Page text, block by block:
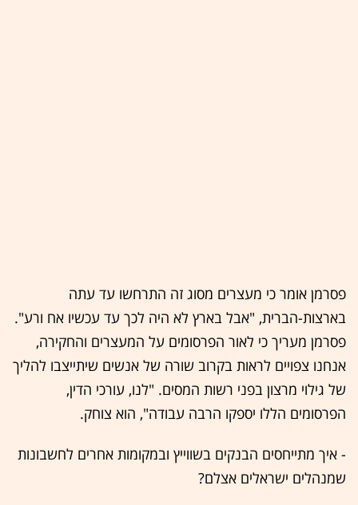
פסרמן אומר כי מעצרים מסוג זה התרחשו עד עתה
בארצות-הברית, "אבל בארץ לא היה לכך עד עכשיו אח ורע".
פסרמן מעריך כי לאור הפרסומים על המעצרים והחקירה,
אנחנו צפויים לראות בקרוב שורה של אנשים שיתייצבו להליך
של גילוי מרצון בפני רשות המסים. "לנו, עורכי הדין,
הפרסומים הללו יספקו הרבה עבודה", הוא צוחק.
- איך מתייחסים הבנקים בשווייץ ובמקומות אחרים לחשבונות
שמנהלים ישראלים אצלם?